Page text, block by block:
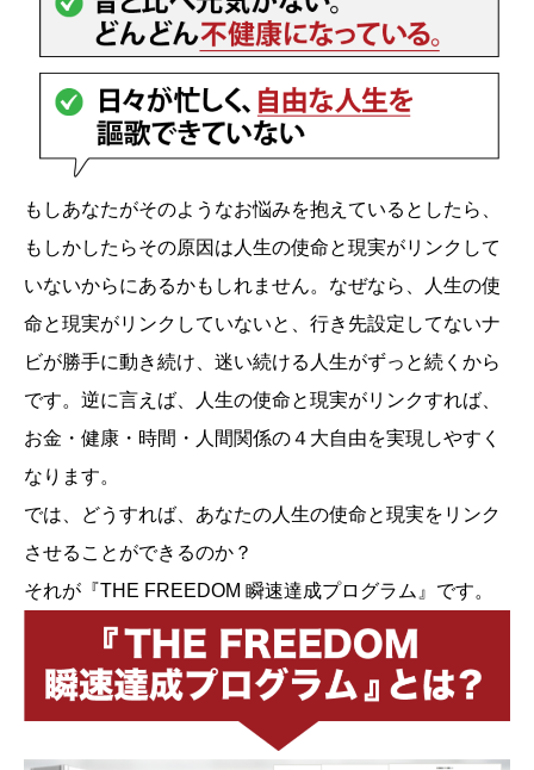
もしあなたがそのようなお悩みを抱えているとしたら、
もしかしたらその原因は人生の使命と現実がリンクして
いないからにあるかもしれません。なぜなら、人生の使
命と現実がリンクしていないと、行き先設定してないナ
ビが勝手に動き続け、迷い続ける人生がずっと続くから
です。逆に言えば、人生の使命と現実がリンクすれば、
お金・健康・時間・人間関係の４大自由を実現しやすく
なります。
では、どうすれば、あなたの人生の使命と現実をリンク
させることができるのか？
それが『THE FREEDOM 瞬速達成プログラム』です。